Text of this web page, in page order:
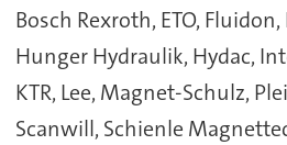
Bosch Rexroth, ETO,
Hunger Hydraulik, Hydac,
KTR, Lee, Magnet-Schulz,
Scanwill, Schienle